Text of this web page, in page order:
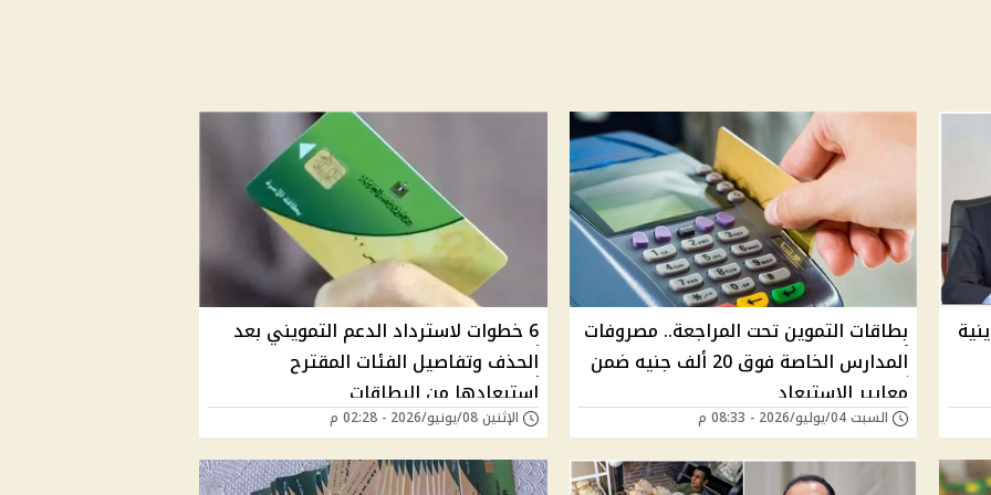
بطاقات التموين تحت المراجعة.. مصروفات
المدارس الخاصة فوق 20 ألف جنيه ضمن
معايير الاستبعاد
السبت 04/يوليو/2026 - 08:33 م
6 خطوات لاسترداد الدعم التمويني بعد
الحذف وتفاصيل الفئات المقترح
استبعادها من البطاقات
الإثنين 08/يونيو/2026 - 02:28 م